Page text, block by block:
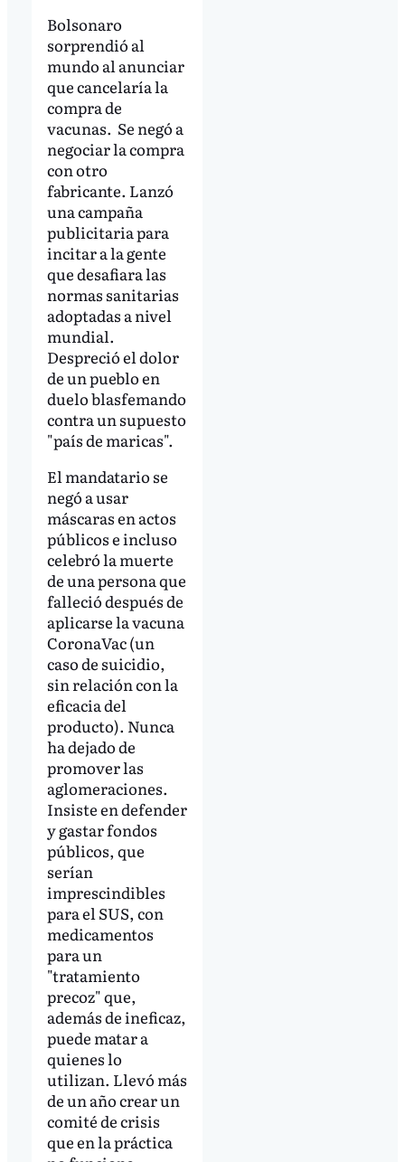
Bolsonaro
sorprendió al
mundo al anunciar
que cancelaría la
compra de
vacunas. Se negó a
negociar la compra
con otro
fabricante. Lanzó
una campaña
publicitaria para
incitar a la gente
que desafiara las
normas sanitarias
adoptadas a nivel
mundial.
Despreció el dolor
de un pueblo en
duelo blasfemando
contra un supuesto
"país de maricas".
El mandatario se
negó a usar
máscaras en actos
públicos e incluso
celebró la muerte
de una persona que
falleció después de
aplicarse la vacuna
CoronaVac (un
caso de suicidio,
sin relación con la
eficacia del
producto). Nunca
ha dejado de
promover las
aglomeraciones.
Insiste en defender
y gastar fondos
públicos, que
serían
imprescindibles
para el SUS, con
medicamentos
para un
"tratamiento
precoz" que,
además de ineficaz,
puede matar a
quienes lo
utilizan. Llevó más
de un año crear un
comité de crisis
que en la práctica